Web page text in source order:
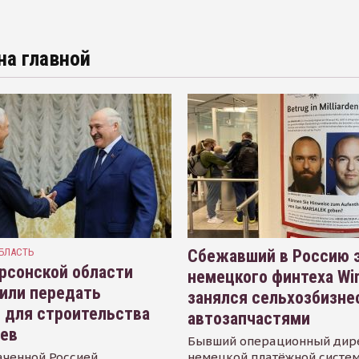
главной
области
передать
для строительства
Сбежавший в Россию
немецкого финтеха
занялся
автозапчастями
Бывший операционный